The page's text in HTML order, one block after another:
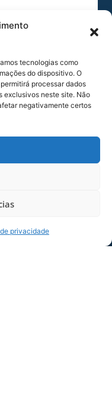
tecnologias como
do dispositivo. O
processar dados
exclusivos neste site. Não
negativamente certos
privacidade
de Camisas